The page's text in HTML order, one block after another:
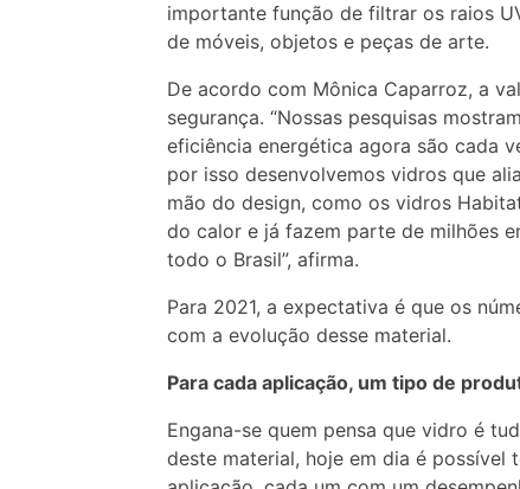
importante função de filtrar os raios
de móveis, objetos e peças de arte.
De acordo com Mônica Caparroz, a
segurança. “Nossas pesquisas
eficiência energética agora são cada
por isso desenvolvemos vidros que
mão do design, como os vidros
do calor e já fazem parte de milhões
todo o Brasil”, afirma.
Para 2021, a expectativa é que os
com a evolução desse material.
Para cada aplicação, um tipo de
Engana-se quem pensa que vidro é
deste material, hoje em dia é